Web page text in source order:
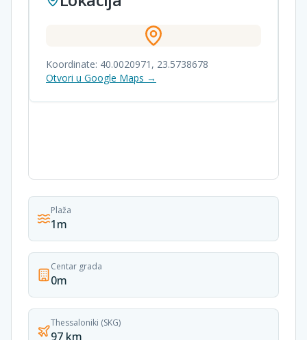
Koordinate: 40.0020971 , 23.5738678
Otvori u Google Maps →
Plaža
1m
Centar grada
0m
Thessaloniki (SKG)
97 km